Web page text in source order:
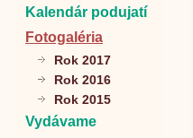
Kalendár podujatí
Fotogaléria
Rok 2017
Rok 2016
Rok 2015
Vydávame